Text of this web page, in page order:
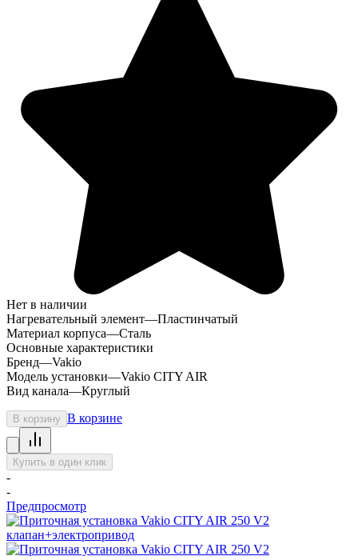
Нет в наличии
Нагревательный элемент—Пластинчатый
Материал корпуса—Сталь
Основные характеристики
Бренд—Vakio
Модель установки—Vakio CITY AIR
Вид канала—Круглый
В корзину В корзине
Купить в один клик
-
-
Предпросмотр